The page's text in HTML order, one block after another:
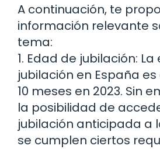
A continuación, te
información relevante
tema:
1. Edad de jubilación:
jubilación en España
10 meses en 2023. Sin
la posibilidad de
jubilación anticipada a
se cumplen ciertos